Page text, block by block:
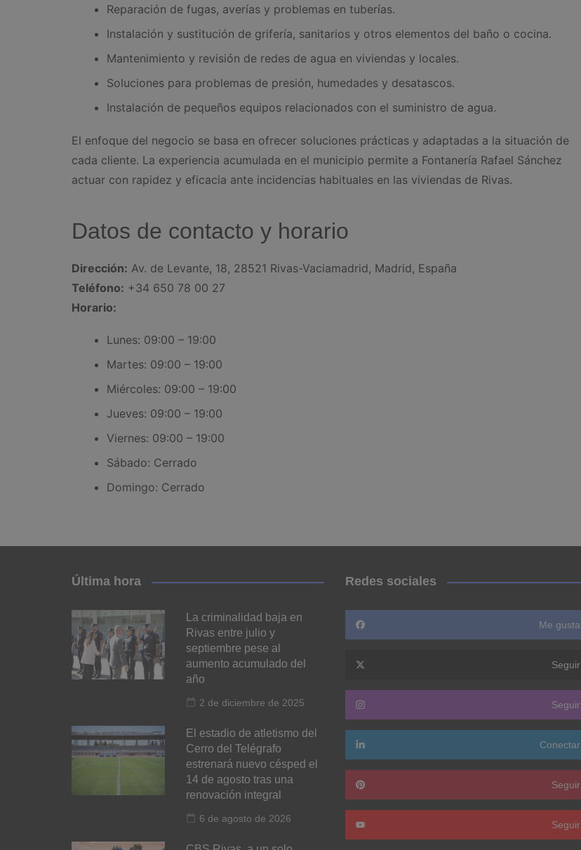
Reparación de fugas, averías y problemas en tuberías.
Instalación y sustitución de grifería, sanitarios y otros elementos del baño o cocina.
Mantenimiento y revisión de redes de agua en viviendas y locales.
Soluciones para problemas de presión, humedades y desatascos.
Instalación de pequeños equipos relacionados con el suministro de agua.
El enfoque del negocio se basa en ofrecer soluciones prácticas y adaptadas a la situación de
cada cliente. La experiencia acumulada en el municipio permite a Fontanería Rafael Sánchez
actuar con rapidez y eficacia ante incidencias habituales en las viviendas de Rivas.
Datos de contacto y horario
Dirección: Av. de Levante, 18, 28521 Rivas-Vaciamadrid, Madrid, España
Teléfono: +34 650 78 00 27
Horario:
Lunes: 09:00 – 19:00
Martes: 09:00 – 19:00
Miércoles: 09:00 – 19:00
Jueves: 09:00 – 19:00
Viernes: 09:00 – 19:00
Sábado: Cerrado
Domingo: Cerrado
Última hora
La criminalidad baja en
Rivas entre julio y
septiembre pese al
aumento acumulado del
año
2 de diciembre de 2025
El estadio de atletismo del
Cerro del Telégrafo
estrenará nuevo césped el
14 de agosto tras una
renovación integral
6 de agosto de 2026
Redes sociales
Me gusta
Seguir
Seguir
Conectar
Seguir
Seguir